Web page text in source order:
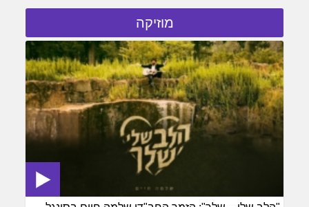
מוזיקה